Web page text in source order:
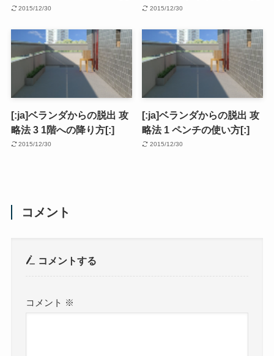
2015/12/30 2015/12/30
[:ja]ベランダからの脱出 攻
略法 3 1階への降り方[:]
2015/12/30
[:ja]ベランダからの脱出 攻
略法 1 ペンチの使い方[:]
2015/12/30
コメント
コメントする
コメント ※